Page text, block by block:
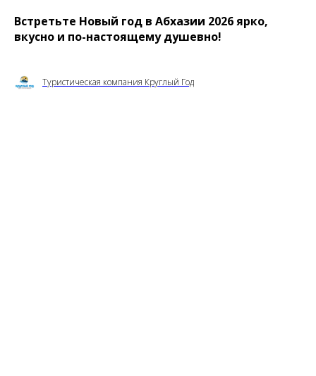
Встретьте Новый год в Абхазии 2026 ярко,
вкусно и по-настоящему душевно!
Туристическая компания Круглый Год